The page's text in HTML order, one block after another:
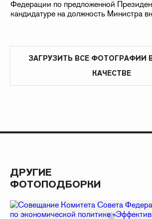
ЗАГРУЗИТЬ ВСЕ ФОТОГРАФИИ
КАЧЕСТВЕ
ДРУГИЕ
ФОТОПОДБОРКИ